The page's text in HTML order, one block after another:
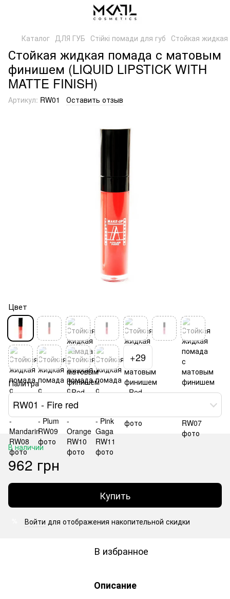
Каталог ДЛЯ ГУБ Стійкі помади для губ Стойкая
Стойкая жидкая помада с матовым
финишем (LIQUID LIPSTICK WITH
MATTE FINISH)
Артикул: RW01 Оставить отзыв
Цвет
+29
Палитра
RW01 - Fire red
В наличии
962 грн
Купить
Войти для отображения накопительной скидки
В избранное
Описание